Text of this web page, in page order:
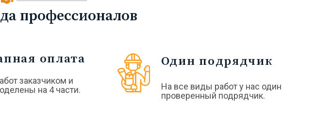
профессионалов
оплата
заказчиком и
на 4 части.
Один подрядчик
На все виды работ у нас один
проверенный подрядчик.